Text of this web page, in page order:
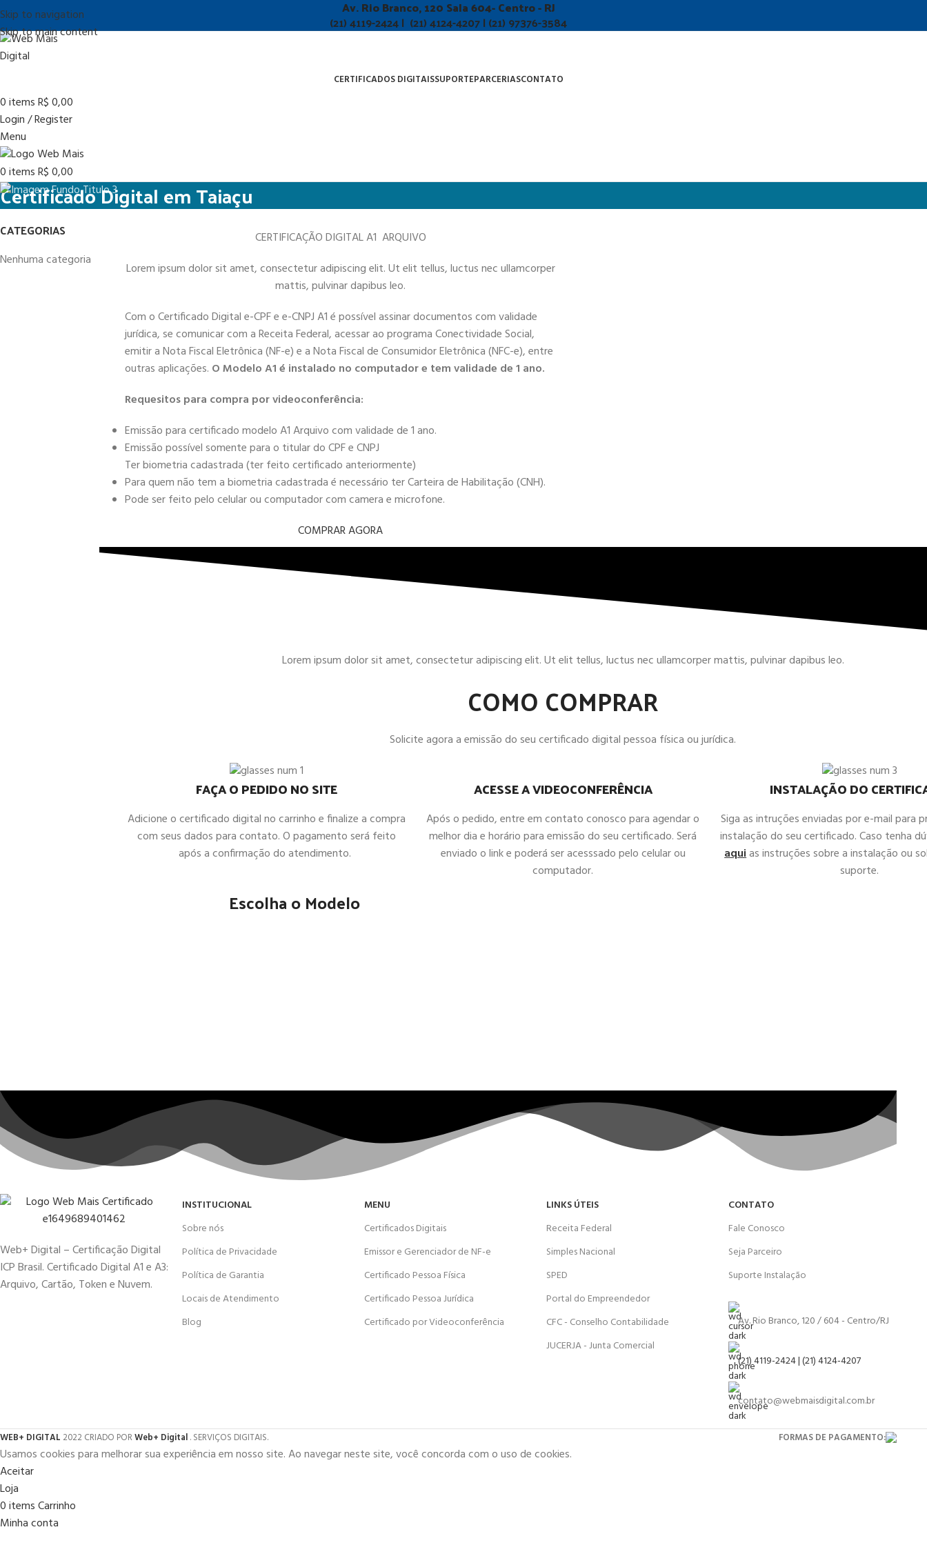
Skip to navigation
Skip to main content
Av. Rio Branco, 120 Sala 604- Centro - RJ
(21) 4119-2424 | (21) 4124-4207 | (21) 97376-3584
CERTIFICADOS DIGITAISSUPORTEPARCERIASCONTATO
0itemsR$0,00
Login / Register
Menu
0itemsR$0,00
Certificado Digital em Taiaçu
CATEGORIAS
Nenhuma categoria
CERTIFICAÇÃO DIGITAL A1 ARQUIVO
Lorem ipsum dolor sit amet, consectetur adipiscing elit. Ut elit tellus, luctus nec ullamcorper
mattis, pulvinar dapibus leo.
Com o Certificado Digital e-CPF e e-CNPJ A1 é possível assinar documentos com validade
jurídica, se comunicar com a Receita Federal, acessar ao programa Conectividade Social,
emitir a Nota Fiscal Eletrônica (NF-e) e a Nota Fiscal de Consumidor Eletrônica (NFC-e), entre
outras aplicações. O Modelo A1 é instalado no computador e tem validade de 1 ano.
Requesitos para compra por videoconferência:
Emissão para certificado modelo A1 Arquivo com validade de 1 ano.
Emissão possível somente para o titular do CPF e CNPJ
Ter biometria cadastrada (ter feito certificado anteriormente)
Para quem não tem a biometria cadastrada é necessário ter Carteira de Habilitação (CNH).
Pode ser feito pelo celular ou computador com camera e microfone.
COMPRAR AGORA
Lorem ipsum dolor sit amet, consectetur adipiscing elit. Ut elit tellus, luctus nec ullamcorper mattis, pulvinar dapibus leo.
COMO COMPRAR
Solicite agora a emissão do seu certificado digital pessoa física ou jurídica.
FAÇA O PEDIDO NO SITE
Adicione o certificado digital no carrinho e finalize a compra
com seus dados para contato. O pagamento será feito
após a confirmação do atendimento.
ACESSE A VIDEOCONFERÊNCIA
Após o pedido, entre em contato conosco para agendar o
melhor dia e horário para emissão do seu certificado. Será
enviado o link e poderá ser acesssado pelo celular ou
computador.
INSTALAÇÃO DO
Siga as intruções enviadas por e-mail para
instalação do seu certificado. Caso tenha
aquias instruções sobre a instalação ou
suporte.
Escolha o Modelo
Web+ Digital – Certificação Digital
ICP Brasil. Certificado Digital A1 e A3:
Arquivo, Cartão, Token e Nuvem.
INSTITUCIONAL
Sobre nós
Política de Privacidade
Política de Garantia
Locais de Atendimento
Blog
MENU
Certificados Digitais
Emissor e Gerenciador de NF-e
Certificado Pessoa Física
Certificado Pessoa Jurídica
Certificado por Videoconferência
LINKS ÚTEIS
Receita Federal
Simples Nacional
SPED
Portal do Empreendedor
CFC - Conselho Contabilidade
JUCERJA - Junta Comercial
CONTATO
Fale Conosco
Seja Parceiro
Suporte Instalação
Av. Rio Branco, 120 / 604 - Centro/RJ
(21) 4119-2424 | (21) 4124-4207
contato@webmaisdigital.com.br
WEB+ DIGITAL 2022 CRIADO PORWeb+ Digital. SERVIÇOS DIGITAIS. FORMAS DE PAGAMENTO:
Usamos cookies para melhorar sua experiência em nosso site. Ao navegar neste site, você concorda com o uso de cookies.
Aceitar
Loja
0itemsCarrinho
Minha conta